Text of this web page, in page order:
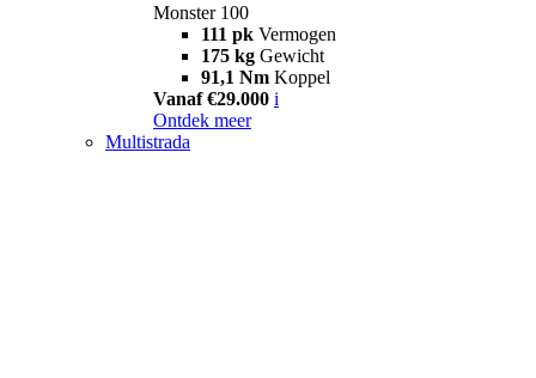
Monster 100
111 pk Vermogen
175 kg Gewicht
91,1 Nm Koppel
Vanaf €29.000 i
Ontdek meer
Multistrada